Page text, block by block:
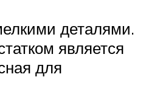
деталями.
является
для